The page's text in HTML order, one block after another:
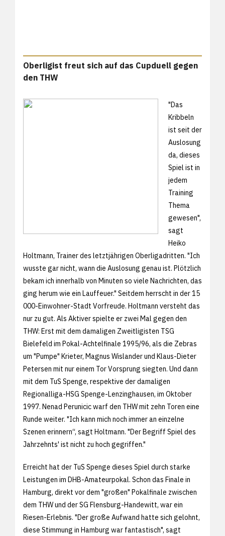
Oberligist freut sich auf das Cupduell gegen
den THW
"Das
Kribbeln
ist seit der
Auslosung
da, dieses
Spiel ist in
jedem
Training
Thema
gewesen",
sagt
Heiko
Holtmann, Trainer des letztjährigen Oberligadritten. "Ich
wusste gar nicht, wann die Auslosung genau ist. Plötzlich
bekam ich innerhalb von Minuten so viele Nachrichten, das
ging herum wie ein Lauffeuer." Seitdem herrscht in der 15
000-Einwohner-Stadt Vorfreude. Holtmann versteht das
nur zu gut. Als Aktiver spielte er zwei Mal gegen den
THW: Erst mit dem damaligen Zweitligisten TSG
Bielefeld im Pokal-Achtelfinale 1995/96, als die Zebras
um "Pumpe" Krieter, Magnus Wislander und Klaus-Dieter
Petersen mit nur einem Tor Vorsprung siegten. Und dann
mit dem TuS Spenge, respektive der damaligen
Regionalliga-HSG Spenge-Lenzinghausen, im Oktober
1997. Nenad Perunicic warf den THW mit zehn Toren eine
Runde weiter. "Ich kann mich noch immer an einzelne
Szenen erinnern“, sagt Holtmann. "Der Begriff Spiel des
Jahrzehnts' ist nicht zu hoch gegriffen."
Erreicht hat der TuS Spenge dieses Spiel durch starke
Leistungen im DHB-Amateurpokal. Schon das Finale in
Hamburg, direkt vor dem "großen" Pokalfinale zwischen
dem THW und der SG Flensburg-Handewitt, war ein
Riesen-Erlebnis. "Der große Aufwand hatte sich gelohnt,
diese Stimmung in Hamburg war fantastisch", sagt